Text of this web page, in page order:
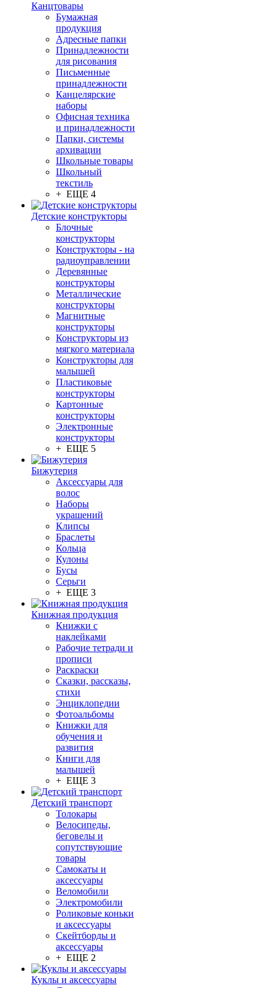
Канцтовары
Бумажная
продукция
Адресные папки
Принадлежности
для рисования
Письменные
принадлежности
Канцелярские
наборы
Офисная техника
и принадлежности
Папки, системы
архивации
Школьные товары
Школьный
текстиль
+ ЕЩЕ 4
Детские конструкторы
Блочные
конструкторы
Конструкторы - на
радиоуправлении
Деревянные
конструкторы
Металлические
конструкторы
Магнитные
конструкторы
Конструкторы из
мягкого материала
Конструкторы для
малышей
Пластиковые
конструкторы
Картонные
конструкторы
Электронные
конструкторы
+ ЕЩЕ 5
Бижутерия
Аксессуары для
волос
Наборы
украшений
Клипсы
Браслеты
Кольца
Кулоны
Бусы
Серьги
+ ЕЩЕ 3
Книжная продукция
Книжки с
наклейками
Рабочие тетради и
прописи
Раскраски
Сказки, рассказы,
стихи
Энциклопедии
Фотоальбомы
Книжки для
обучения и
развития
Книги для
малышей
+ ЕЩЕ 3
Детский транспорт
Толокары
Велосипеды,
беговелы и
сопутствующие
товары
Самокаты и
аксессуары
Веломобили
Электромобили
Роликовые коньки
и аксессуары
Скейтборды и
аксессуары
+ ЕЩЕ 2
Куклы и аксессуары